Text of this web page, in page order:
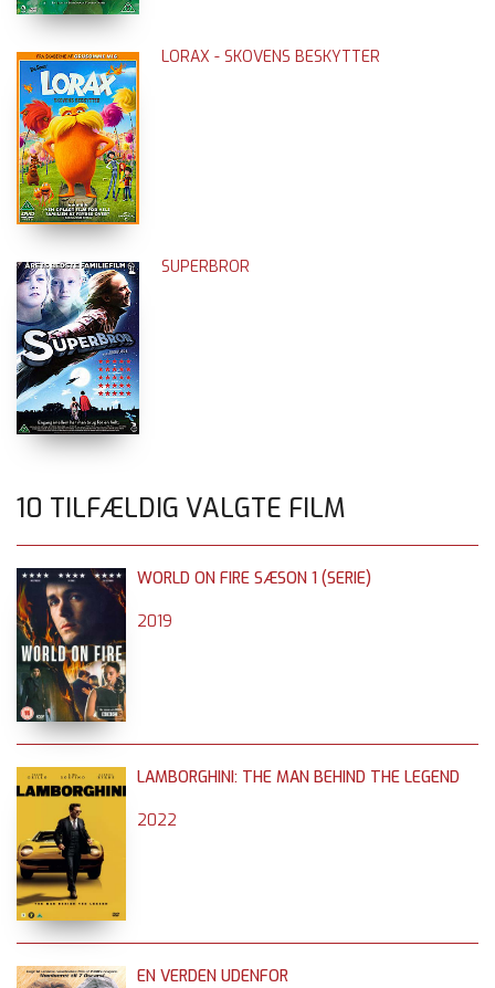
LORAX - SKOVENS BESKYTTER
SUPERBROR
10 TILFÆLDIG VALGTE FILM
WORLD ON FIRE SÆSON 1 (SERIE)
2019
LAMBORGHINI: THE MAN BEHIND THE LEGEND
2022
EN VERDEN UDENFOR